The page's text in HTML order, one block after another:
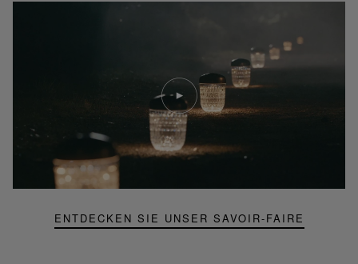
ENTDECKEN SIE UNSER SAVOIR-FAIRE
Video
abspielen
YouTube-
Video,
Folia
Mini-
Portable-